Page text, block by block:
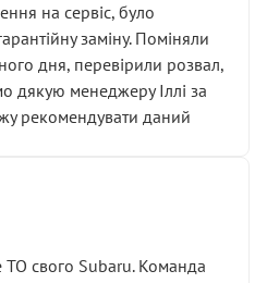
на сервіс, було
заміну. Поміняли
дня, перевірили розвал,
дякую менеджеру Іллі за
рекомендувати даний
свого Subaru. Команда